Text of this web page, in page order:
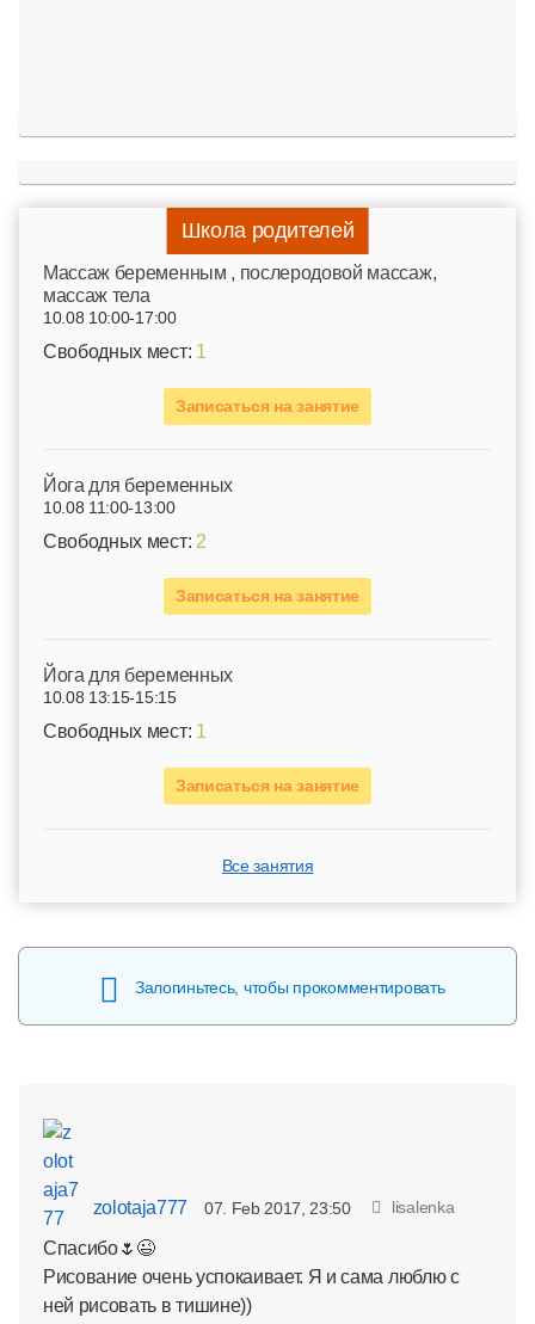
Школа родителей
Mассаж беременным , послеродовой массаж,
массаж тела
10.08 10:00-17:00
Свободных мест: 1
Записаться на занятие
Йога для беременных
10.08 11:00-13:00
Свободных мест: 2
Записаться на занятие
Йога для беременных
10.08 13:15-15:15
Свободных мест: 1
Записаться на занятие
Все занятия
Залогиньтесь, чтобы прокомментировать
zolotaja777 07. Feb 2017, 23:50 lisalenka
Спасибо🌷😉
Рисование очень успокаивает. Я и сама люблю с
ней рисовать в тишине))